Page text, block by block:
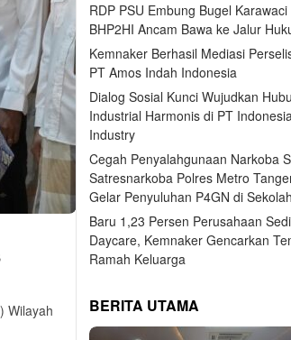
Wilayah
RDP PSU Embung Bugel
BHP2HI Ancam Bawa ke Jalur
Kemnaker Berhasil Mediasi
PT Amos Indah Indonesia
Dialog Sosial Kunci Wujudkan
Industrial Harmonis di PT
Industry
Cegah Penyalahgunaan Narkoba
Satresnarkoba Polres Metro
Gelar Penyuluhan P4GN di Sekolah
Baru 1,23 Persen Perusahaan
Daycare, Kemnaker Gencarkan
Ramah Keluarga
BERITA UTAMA